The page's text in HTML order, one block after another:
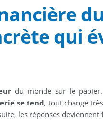
qui
du monde sur le
se tend, tout change
les réponses